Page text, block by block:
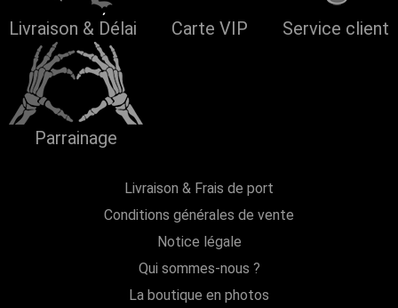
Livraison & Délai Carte VIP Service client
Parrainage
Livraison & Frais de port
Conditions générales de vente
Notice légale
Qui sommes-nous ?
La boutique en photos